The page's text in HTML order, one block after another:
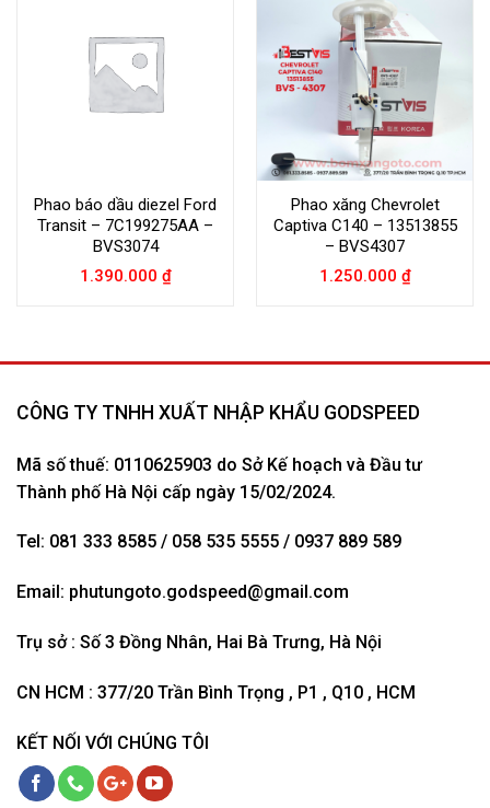
Phao báo dầu diezel Ford
Transit – 7C199275AA –
BVS3074
1.390.000 ₫
Phao xăng Chevrolet
Captiva C140 – 13513855
– BVS4307
1.250.000 ₫
CÔNG TY TNHH XUẤT NHẬP KHẨU GODSPEED
Mã số thuế: 0110625903 do Sở Kế hoạch và Đầu tư
Thành phố Hà Nội cấp ngày 15/02/2024.
Tel: 081 333 8585 / 058 535 5555 / 0937 889 589
Email: phutungoto.godspeed@gmail.com
Trụ sở : Số 3 Đồng Nhân, Hai Bà Trưng, Hà Nội
CN HCM : 377/20 Trần Bình Trọng , P1 , Q10 , HCM
KẾT NỐI VỚI CHÚNG TÔI